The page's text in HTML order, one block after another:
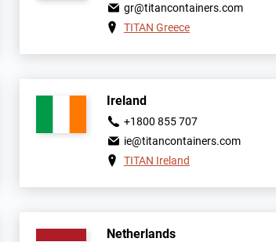
gr@titancontainers.com
TITAN Greece
Ireland
+1800 855 707
ie@titancontainers.com
TITAN Ireland
Netherlands